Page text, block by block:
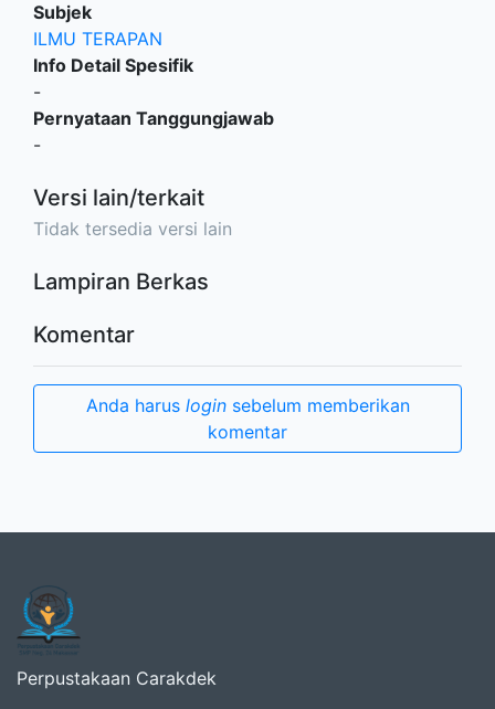
Subjek
ILMU TERAPAN
Info Detail Spesifik
-
Pernyataan Tanggungjawab
-
Versi lain/terkait
Tidak tersedia versi lain
Lampiran Berkas
Komentar
Anda harus loginsebelum memberikan
komentar
Perpustakaan Carakdek